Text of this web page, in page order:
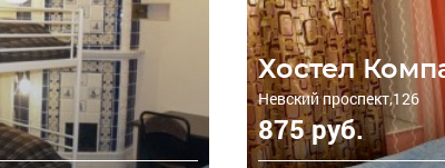
Хостел
Невский проспект,126
875 руб.